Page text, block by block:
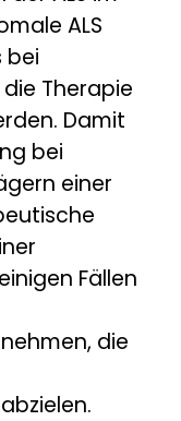
ALS
bei
die Therapie
Damit
bei
einer
Fällen
die